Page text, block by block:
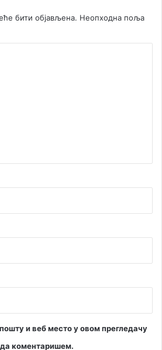
бити објављена. Неопходна поља
и веб место у овом прегледачу
коментаришем.